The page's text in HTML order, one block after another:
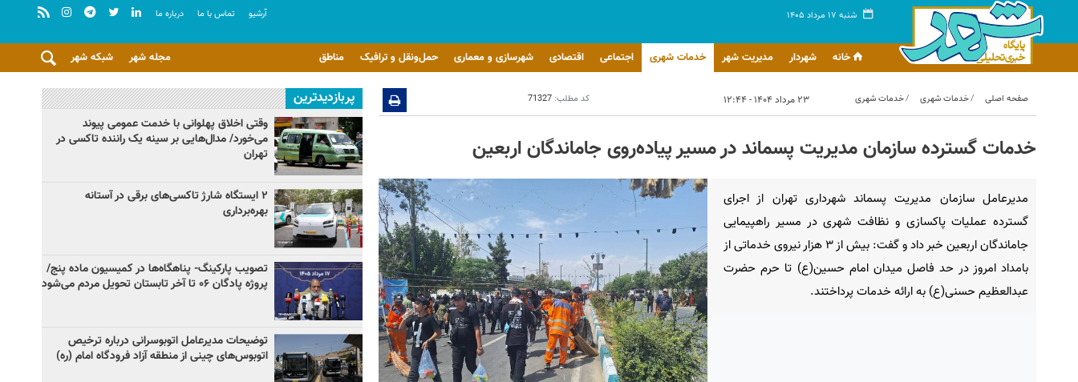
شنبه ۱۷ مرداد ۱۴۰۵ آرشيو تماس با ما درباره ما
خانه شهردار مدیریت شهر خدمات شهری اجتماعی اقتصادی شهرسازی و معماری حمل‌ونقل و ترافیک مناطق شبکه شهر مجله شهر
صفحه اصلی خدمات شهری خدمات شهری ۲۳ مرداد ۱۴۰۴ - ۱۲:۴۴ کد مطلب: 71327
خدمات گسترده سازمان مدیریت پسماند در مسیر پیاده‌روی جاماندگان اربعین
مدیرعامل سازمان مدیریت پسماند شهرداری تهران از اجرای
گسترده عملیات پاکسازی و نظافت شهری در مسیر راهپیمایی
جاماندگان اربعین خبر داد و گفت: بیش از ۳ هزار نیروی خدماتی از
بامداد امروز در حد فاصل میدان امام حسین(ع) تا حرم حضرت
عبدالعظیم حسنی(ع) به ارائه خدمات پرداختند.
پربازدیدترین
وقتی اخلاق پهلوانی با خدمت عمومی پیوند
می‌خورد/ مدال‌هایی بر سینه یک راننده تاکسی در
تهران
۲ ایستگاه شارژ تاکسی‌های برقی در آستانه
بهره‌برداری
تصویب پارکینگ- پناهگاه‌ها در کمیسیون ماده پنج/
پروژه پادگان ۰۶ تا آخر تابستان تحویل مردم می‌شود
توضیحات مدیرعامل اتوبوسرانی درباره ترخیص
اتوبوس‌های چینی از منطقه آزاد فرودگاه امام (ره)